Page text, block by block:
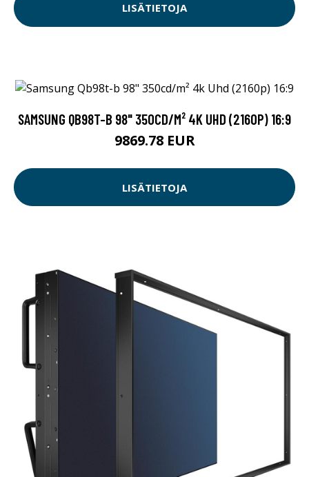
LISÄTIETOJA
SAMSUNG QB98T-B 98" 350CD/M² 4K UHD (2160P) 16:9
9869.78 EUR
LISÄTIETOJA